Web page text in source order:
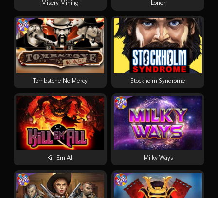
Kill Em All
Stockholm Syndrome
Loner
Tombstone No Mercy
Milky Ways
Misery Mining